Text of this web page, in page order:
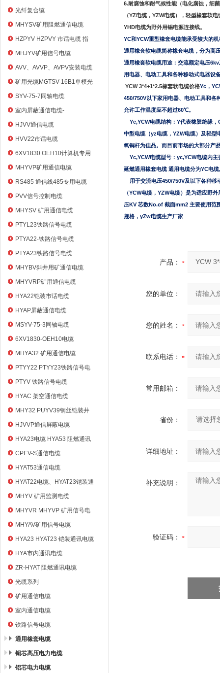
光纤复合缆
MHYSV矿用阻燃通信电缆
HZPYV HZPVY 市话电缆 指
令通信线
MHJYV矿用信号电缆
AVV、AVVP、AVPV安装电缆
矿用光缆MGTSV-16B1单模光
纤
SYV-75-7同轴电缆
室内屏蔽通信电缆-
HYVP_HYYP
HJVV通信电缆
HVV22市话电缆
6XV1830 OEH10计算机专用
电缆
MHYVP矿用通信电缆
RS485 通信线485专用电缆
PVV信号控制电缆
MHYSV 矿用通信电缆
PTYL23铁路信号电缆
PTYA22-铁路信号电缆
PTYA23铁路信号电缆
MHYBV斜井用矿通信电缆
MHYVRP矿用通信电缆
HYA22铠装市话电缆
HYAP屏蔽通信电缆
MSYV-75-3同轴电缆
6XV1830-OEH10电缆
MHYA32 矿用通信电缆
PTYY22 PTYY23铁路信号电
缆
PTYV 铁路信号电缆
HYAC 架空通信电缆
MHY32 PUYV39钢丝铠装井
筒信号电缆
HJVVP通信屏蔽电缆
HYA23电缆 HYA53 阻燃通讯
电缆
CPEV-S通信电缆
HYAT53通信电缆
HYAT22电缆、HYAT23铠装通
信电缆
MHYV 矿用监测电缆
MHYVR MHYVP 矿用信号电
缆
MHYAV矿用信号电缆
HYA23 HYAT23 铠装通讯电缆
HYA市内通讯电缆
ZR-HYAT 阻燃通讯电缆
光缆系列
矿用通信电缆
室内通信电缆
铁路信号电缆
通用橡套电缆
铜芯高压电力电缆
铝芯电力电缆
6.耐腐蚀和耐气候性能（电化腐蚀，细
（YZ电缆， YZW电缆），轻型橡套软电
YHD电缆为野外用锡电源连接线。
YC和YCW重型橡套电缆能承受较大的
通用橡套软电缆简称橡套电缆，分为高
通用橡套软电缆用途：交流额定电压
用电器、电动工具和各种移动式电器设
YCW 3*4+1*2.5橡套软电缆价格Yc，
450/750V以下家用电器、电动工具和各
允许工作温度应不超过60℃。
Yc,YCW电缆结构：Y代表橡胶绝缘
中型电缆（yz电缆，YZW电缆）及轻型
氧铜杆为佳品。而目前市场的大部分产
Yc,YCW电缆型号：yc,YCW电缆内
延燃通用橡套电缆 通用电缆分为YC电
用于交流电压450/750V及以下各种
（YCW电缆，YZW电缆）是为适应野
压KV 芯数No.of 截面mm2 主要使用范
规格，yZw电缆生产厂家
产品：
您的单位：
您的姓名：
联系电话：
常用邮箱：
省份：
详细地址：
补充说明：
验证码：